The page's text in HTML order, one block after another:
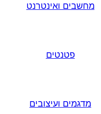
מחשבים ואינטרנט
פטנטים
מדגמים ועיצובים